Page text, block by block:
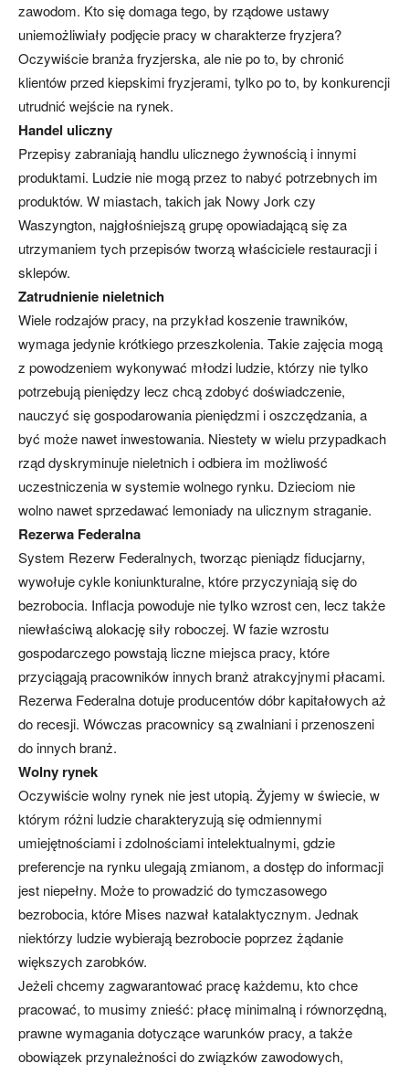
zawodom. Kto się domaga tego, by rządowe ustawy
uniemożliwiały podjęcie pracy w charakterze fryzjera?
Oczywiście branża fryzjerska, ale nie po to, by chronić
klientów przed kiepskimi fryzjerami, tylko po to, by konkurencji
utrudnić wejście na rynek.
Handel uliczny
Przepisy zabraniają handlu ulicznego żywnością i innymi
produktami. Ludzie nie mogą przez to nabyć potrzebnych im
produktów. W miastach, takich jak Nowy Jork czy
Waszyngton, najgłośniejszą grupę opowiadającą się za
utrzymaniem tych przepisów tworzą właściciele restauracji i
sklepów.
Zatrudnienie nieletnich
Wiele rodzajów pracy, na przykład koszenie trawników,
wymaga jedynie krótkiego przeszkolenia. Takie zajęcia mogą
z powodzeniem wykonywać młodzi ludzie, którzy nie tylko
potrzebują pieniędzy lecz chcą zdobyć doświadczenie,
nauczyć się gospodarowania pieniędzmi i oszczędzania, a
być może nawet inwestowania. Niestety w wielu przypadkach
rząd dyskryminuje nieletnich i odbiera im możliwość
uczestniczenia w systemie wolnego rynku. Dzieciom nie
wolno nawet sprzedawać lemoniady na ulicznym straganie.
Rezerwa Federalna
System Rezerw Federalnych, tworząc pieniądz fiducjarny,
wywołuje cykle koniunkturalne, które przyczyniają się do
bezrobocia. Inflacja powoduje nie tylko wzrost cen, lecz także
niewłaściwą alokację siły roboczej. W fazie wzrostu
gospodarczego powstają liczne miejsca pracy, które
przyciągają pracowników innych branż atrakcyjnymi płacami.
Rezerwa Federalna dotuje producentów dóbr kapitałowych aż
do recesji. Wówczas pracownicy są zwalniani i przenoszeni
do innych branż.
Wolny rynek
Oczywiście wolny rynek nie jest utopią. Żyjemy w świecie, w
którym różni ludzie charakteryzują się odmiennymi
umiejętnościami i zdolnościami intelektualnymi, gdzie
preferencje na rynku ulegają zmianom, a dostęp do informacji
jest niepełny. Może to prowadzić do tymczasowego
bezrobocia, które Mises nazwał katalaktycznym. Jednak
niektórzy ludzie wybierają bezrobocie poprzez żądanie
większych zarobków.
Jeżeli chcemy zagwarantować pracę każdemu, kto chce
pracować, to musimy znieść: płacę minimalną i równorzędną,
prawne wymagania dotyczące warunków pracy, a także
obowiązek przynależności do związków zawodowych,